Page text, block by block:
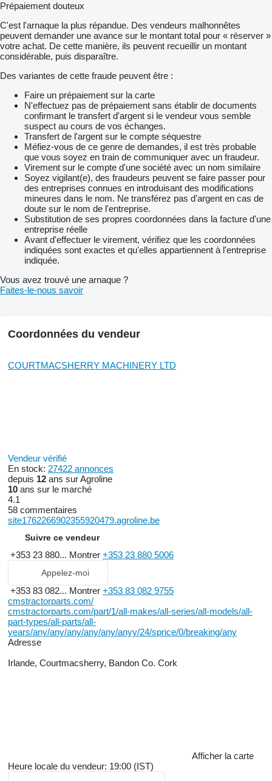
Prépaiement douteux
C'est l'arnaque la plus répandue. Des vendeurs malhonnêtes
peuvent demander une avance sur le montant total pour « réserver »
votre achat. De cette manière, ils peuvent recueillir un montant
considérable, puis disparaître.
Des variantes de cette fraude peuvent être :
Faire un prépaiement sur la carte
N'effectuez pas de prépaiement sans établir de documents
confirmant le transfert d'argent si le vendeur vous semble
suspect au cours de vos échanges.
Transfert de l'argent sur le compte séquestre
Méfiez-vous de ce genre de demandes, il est très probable
que vous soyez en train de communiquer avec un fraudeur.
Virement sur le compte d'une société avec un nom similaire
Soyez vigilant(e), des fraudeurs peuvent se faire passer pour
des entreprises connues en introduisant des modifications
mineures dans le nom. Ne transférez pas d'argent en cas de
doute sur le nom de l'entreprise.
Substitution de ses propres coordonnées dans la facture d'une
entreprise réelle
Avant d'effectuer le virement, vérifiez que les coordonnées
indiquées sont exactes et qu'elles appartiennent à l'entreprise
indiquée.
Vous avez trouvé une arnaque ?
Faites-le-nous savoir
Coordonnées du vendeur
COURTMACSHERRY MACHINERY LTD
Vendeur vérifié
En stock: 27422 annonces
depuis 12 ans sur Agroline
10 ans sur le marché
4.1
58 commentaires
site1762266902355920479.agroline.be
Suivre ce vendeur
+353 23 880... Montrer +353 23 880 5006
Appelez-moi
+353 83 082... Montrer +353 83 082 9755
cmstractorparts.com/
cmstractorparts.com/part/1/all-makes/all-series/all-models/all-
part-types/all-parts/all-
years/any/any/any/any/any/anyy/24/sprice/0/breaking/any
Adresse
Irlande, Courtmacsherry, Bandon Co. Cork
Afficher la carte
Heure locale du vendeur: 19:00 (IST)